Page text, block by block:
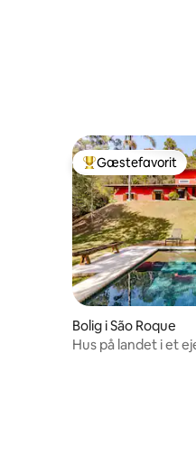
Bedste
Gæstefavorit
Bolig i São Roque
Hus på landet i et